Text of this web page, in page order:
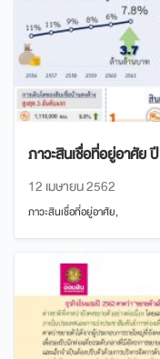
ภาวะสินเชื่อที่อยู่อาศัย
12 เมษายน 2562
ภาวะสินเชื่อที่อยู่อาศัย,